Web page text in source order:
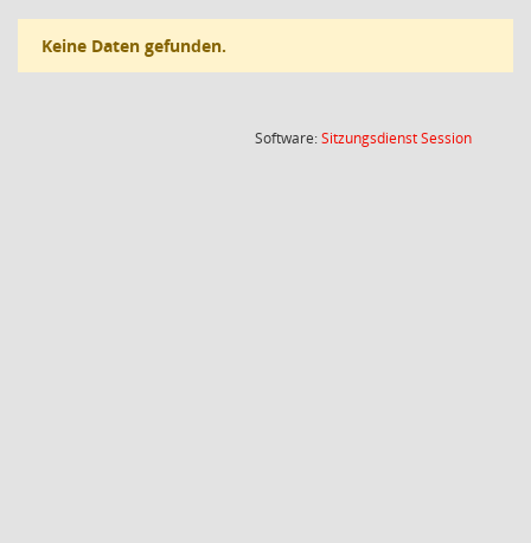
Keine Daten gefunden.
Software:SitzungsdienstSession(Wird in